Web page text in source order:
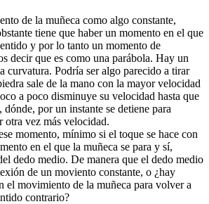
de la muñeca como algo constante,
tiene que haber un momento en el que
y por lo tanto un momento de
decir que es como una parábola. Hay un
curvatura. Podría ser algo parecido a tirar
sale de la mano con la mayor velocidad
a poco disminuye su velocidad hasta que
por un instante se detiene para
otra vez más velocidad.
momento, mínimo si el toque se hace con
en el que la muñeca se para y sí,
dedo medio. De manera que el dedo medio
de un moviento constante, o ¿hay
el movimiento de la muñeca para volver a
contrario?